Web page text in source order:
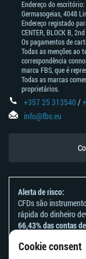
Cookie consent
Endereço do
Germasogeias, 4048
Endereço registado
CENTER, BLOCK В,
Os pagamentos de
Todas as menções ao
correspondência
marca FBS, que é
Todas as marcas
proprietários.
+357 25 313540/
info@fbs.eu
Alerta de risco:
CFDs são
rápida do dinheiro
66,43% das contas
Deve considerar se